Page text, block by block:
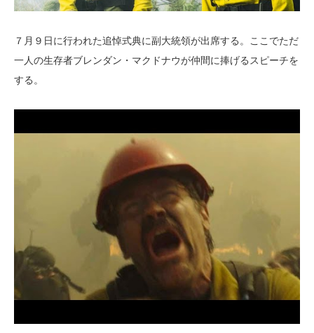
７月９日に行われた追悼式典に副大統領が出席する。ここでただ
一人の生存者ブレンダン・マクドナウが仲間に捧げるスピーチを
する。